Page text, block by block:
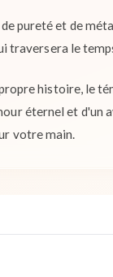
pureté et de
traversera le
histoire, le
éternel et d'un
votre main.